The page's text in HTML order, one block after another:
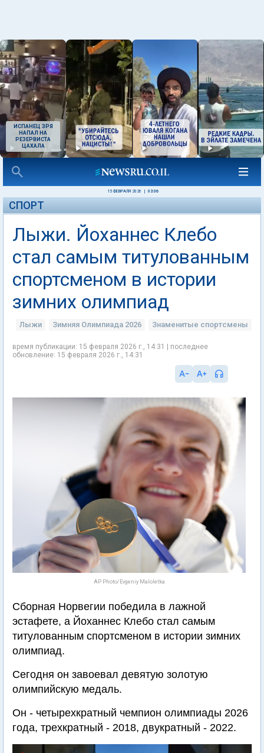
ИСПАНЕЦ ЗРЯ
НАПАЛ НА
РЕЗЕРВИСТА
ЦАХАЛА
15 ФЕВРАЛЯ 2026 03:06
СПОРТ
Лыжи. Йоханнес Клебо
стал самым титулованным
спортсменом в истории
зимних олимпиад
Лыжи Зимняя Олимпиада 2026 Знаменитые спортсмены
время публикации: 15 февраля 2026 г., 14:31 | последнее
обновление: 15 февраля 2026 г., 14:31
AP Photo/Evgeniy Maloletka
Сборная Норвегии победила в лажной
эстафете, а Йоханнес Клебо стал самым
титулованным спортсменом в истории зимних
олимпиад.
Сегодня он завоевал девятую золотую
олимпийскую медаль.
Он - четырехкратный чемпион олимпиады 2026
года, трехкратный - 2018, двукратный - 2022.